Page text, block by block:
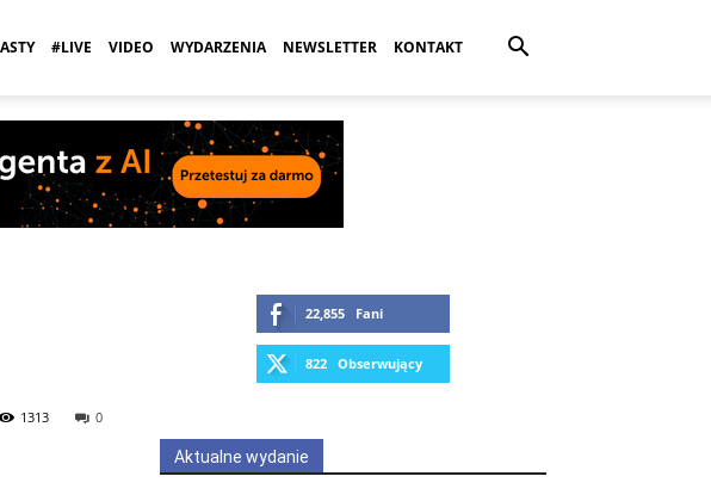
#LIVE VIDEO WYDARZENIA NEWSLETTER KONTAKT
0
1313
22,855 Fani
LUBIĘ
822 Obserwujący
Aktualne wydanie